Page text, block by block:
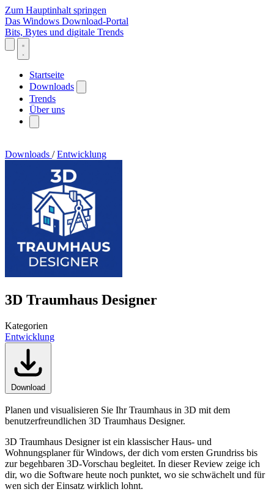
Zum Hauptinhalt springen
Das Windows Download-Portal
Bits, Bytes und digitale Trends
Startseite
Downloads
Trends
Über uns
Downloads / Entwicklung
3D Traumhaus Designer
Kategorien
Entwicklung
Download
Planen und visualisieren Sie Ihr Traumhaus in 3D mit dem
benutzerfreundlichen 3D Traumhaus Designer.
3D Traumhaus Designer ist ein klassischer Haus- und
Wohnungsplaner für Windows, der dich vom ersten Grundriss bis
zur begehbaren 3D-Vorschau begleitet. In dieser Review zeige ich
dir, wo die Software heute noch punktet, wo sie schwächelt und für
wen sich der Einsatz wirklich lohnt.